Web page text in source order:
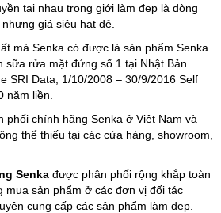
tai nhau trong giới làm đẹp là dòng
giá siêu hạt dẻ.
mà Senka có được là sản phẩm Senka
sữa rửa mặt đứng số 1 tại Nhật Bản
SRI Data, 1/10/2008 – 30/9/2016 Self
năm liền.
phối chính hãng Senka ở Việt Nam và
thể thiếu tại các cửa hàng, showroom,
Senka được phân phối rộng khắp toàn
mua sản phẩm ở các đơn vị đối tác
cung cấp các sản phẩm làm đẹp.